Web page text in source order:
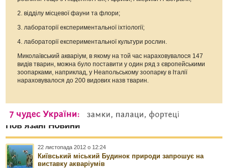
2. відділу місцевої фауни та флори;
3. лабораторії експериментальної іхтіології;
4. лабораторії експериментальної культури рослин.
Миколаївський акваріум, в якому на той час нараховувалося 147
видів тварин, можна було поставити у один ряд з європейськими
зоопарками, наприклад, у Неапольському зоопарку в Італії
нараховувалося до 200 видових назв тварин.
Пов’язані Новини
22 листопада 2012 о 12:24
Київський міський Будинок природи запрошує на
виставку акваріумів